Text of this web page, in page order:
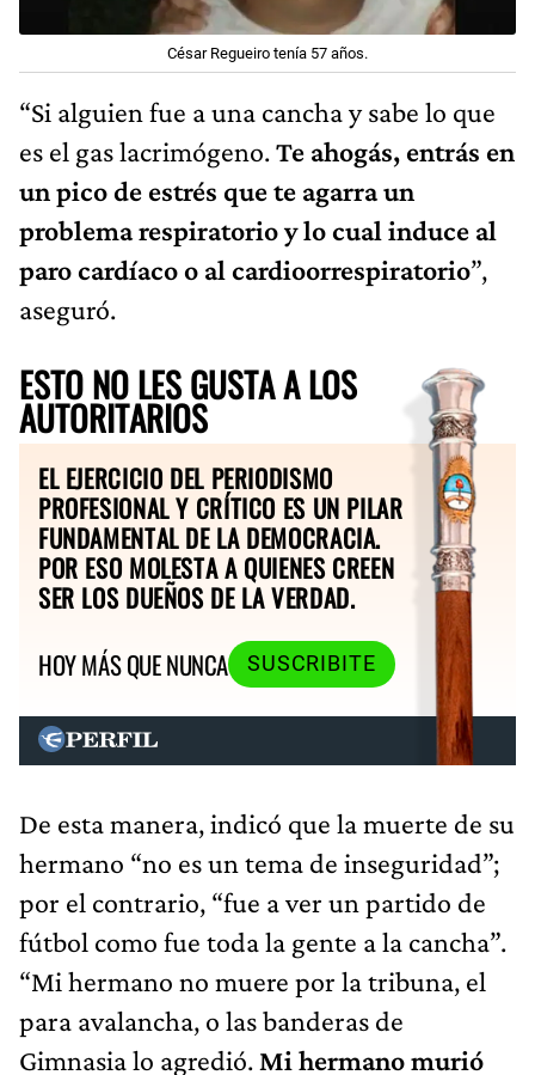
César Regueiro tenía 57 años.
“Si alguien fue a una cancha y sabe lo que
es el gas lacrimógeno.Te ahogás, entrás en
un pico de estrés que te agarra un
problema respiratorio y lo cual induce al
paro cardíaco o al cardioorrespiratorio”,
aseguró.
ESTO NO LES GUSTA A LOS
AUTORITARIOS
EL EJERCICIO DEL PERIODISMO
PROFESIONAL Y CRÍTICO ES UN PILAR
FUNDAMENTAL DE LA DEMOCRACIA.
POR ESO MOLESTA A QUIENES CREEN
SER LOS DUEÑOS DE LA VERDAD.
HOY MÁS QUE NUNCA
SUSCRIBITE
De esta manera, indicó que la muerte de su
hermano “no es un tema de inseguridad”;
por el contrario, “fue a ver un partido de
fútbol como fue toda la gente a la cancha”.
“Mi hermano no muere por la tribuna, el
para avalancha, o las banderas de
Gimnasia lo agredió. Mi hermano murió